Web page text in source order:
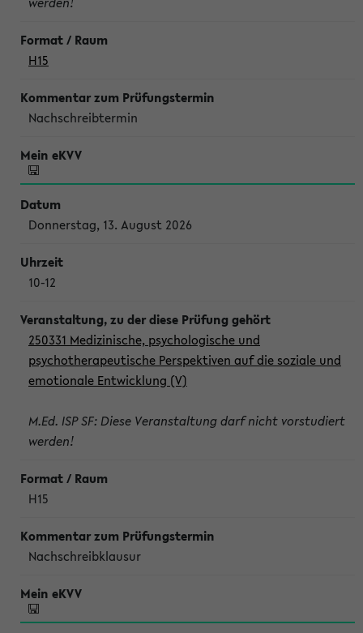
H15
Nachschreibtermin
Donnerstag, 13. August 2026
10-12
250331 Medizinische, psychologische und
psychotherapeutische Perspektiven auf die soziale und
emotionale Entwicklung (V)
M.Ed. ISP SF: Diese Veranstaltung darf nicht vorstudiert
werden!
H15
Nachschreibklausur